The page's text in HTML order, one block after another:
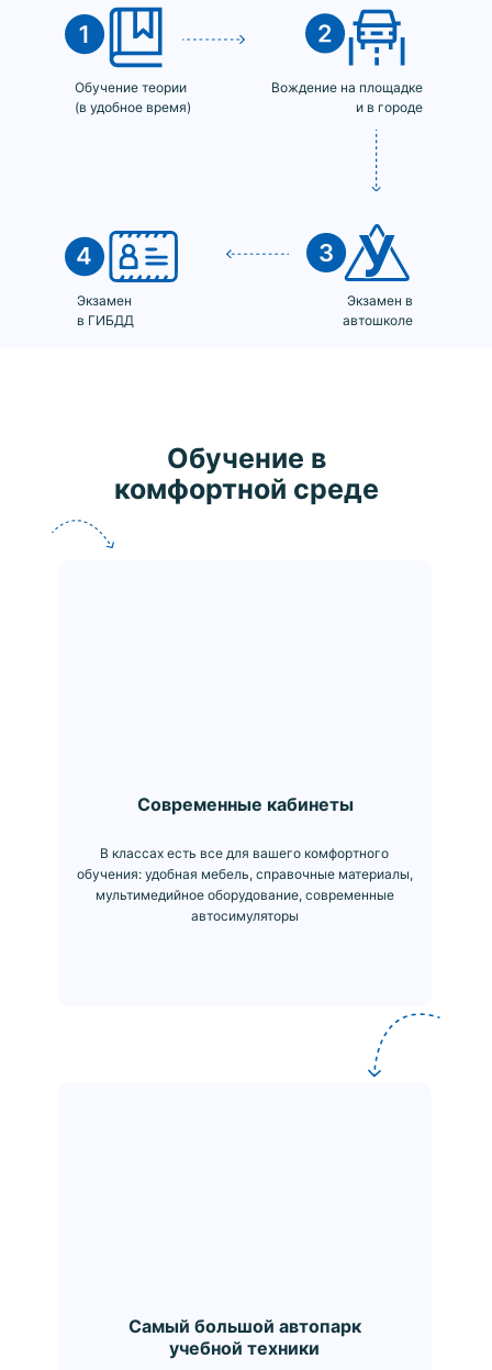
Обучение теории
(в удобное время)
Вождение на площадке
и в городе
Экзамен в
автошколе
Экзамен
в ГИБДД
Современные кабинеты
В классах есть все для вашего комфортного
обучения: удобная мебель, справочные материалы,
мультимедийное оборудование, современные
автосимуляторы
Самый большой автопарк
учебной техники
Обучение в
комфортной среде